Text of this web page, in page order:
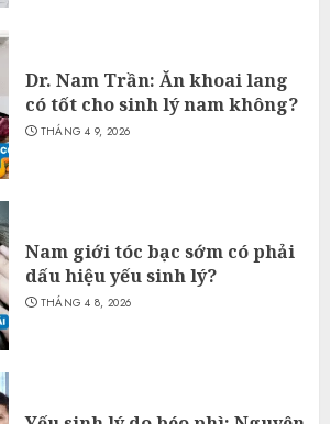
Dr. Nam Trần: Ăn khoai lang
có tốt cho sinh lý nam không?
THÁNG 4 9, 2026
Nam giới tóc bạc sớm có phải
dấu hiệu yếu sinh lý?
THÁNG 4 8, 2026